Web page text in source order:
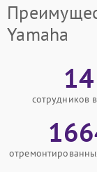
Yamaha
14
сотрудников